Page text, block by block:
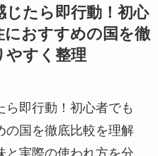
じたら即行動！初心
におすすめの国を徹
やすく整理
ら即行動！初心者でも
の国を徹底比較を理解
と実際の使われ方を分